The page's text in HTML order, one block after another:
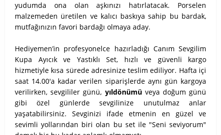
yudumda ona olan aşkınızı hatırlatacak. Porselen
malzemeden üretilen ve kalıcı baskıya sahip bu bardak,
mutfağınızın favori bardağı olmaya aday.
Hediyemen’in profesyonelce hazırladığı Canım Sevgilim
Kupa Ayıcık ve Yastıklı Set, hızlı ve güvenli kargo
hizmetiyle kısa sürede adresinize teslim ediliyor. Hafta içi
saat 14.00'a kadar verilen siparişlerde aynı gün kargoya
verilirken, sevgililer günü, yıldönümüveya doğum günü
gibi özel günlerde sevgilinize unutulmaz anlar
yaşatabilirsiniz. Sevginizi ifade etmenin en güzel ve
sevimli yollarından biri olan bu set ile "Seni seviyorum"